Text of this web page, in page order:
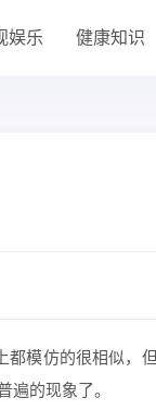
娱乐 健康知识
都模仿的很相似，
的现象了。